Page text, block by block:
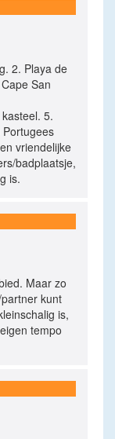
2. Playa de
San
5.
vriendelijke
badplaatsje,
is.
Maar zo
kunt
is,
tempo